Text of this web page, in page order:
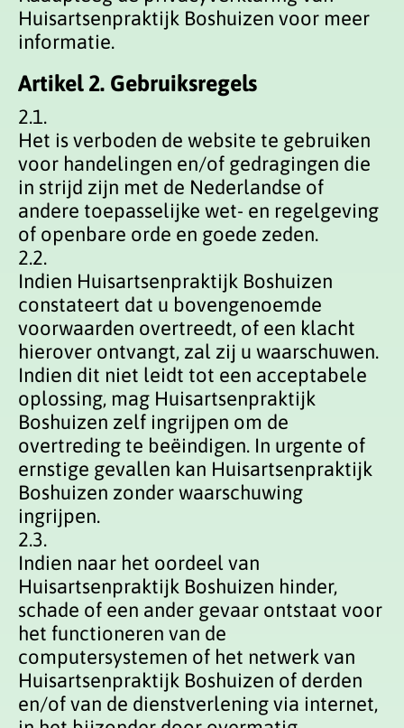
Huisartsenpraktijk Boshuizen voor meer
informatie.
Artikel 2. Gebruiksregels
2.1.
Het is verboden de website te gebruiken
voor handelingen en/of gedragingen die
in strijd zijn met de Nederlandse of
andere toepasselijke wet- en regelgeving
of openbare orde en goede zeden.
2.2.
Indien Huisartsenpraktijk Boshuizen
constateert dat u bovengenoemde
voorwaarden overtreedt, of een klacht
hierover ontvangt, zal zij u waarschuwen.
Indien dit niet leidt tot een acceptabele
oplossing, mag Huisartsenpraktijk
Boshuizen zelf ingrijpen om de
overtreding te beëindigen. In urgente of
ernstige gevallen kan Huisartsenpraktijk
Boshuizen zonder waarschuwing
ingrijpen.
2.3.
Indien naar het oordeel van
Huisartsenpraktijk Boshuizen hinder,
schade of een ander gevaar ontstaat voor
het functioneren van de
computersystemen of het netwerk van
Huisartsenpraktijk Boshuizen of derden
en/of van de dienstverlening via internet,